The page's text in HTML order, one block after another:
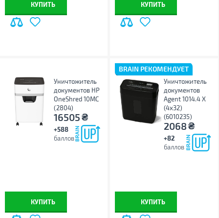
КУПИТЬ КУПИТЬ
Уничтожитель
документов HP
OneShred 10MC
(2804)
16505₴
+588
баллов
КУПИТЬ
BRAIN РЕКОМЕНДУЕТ
Уничтожитель
документов
Agent 1014.4 X
(4x32)
(6010235)
2068₴
+82
баллов
КУПИТЬ